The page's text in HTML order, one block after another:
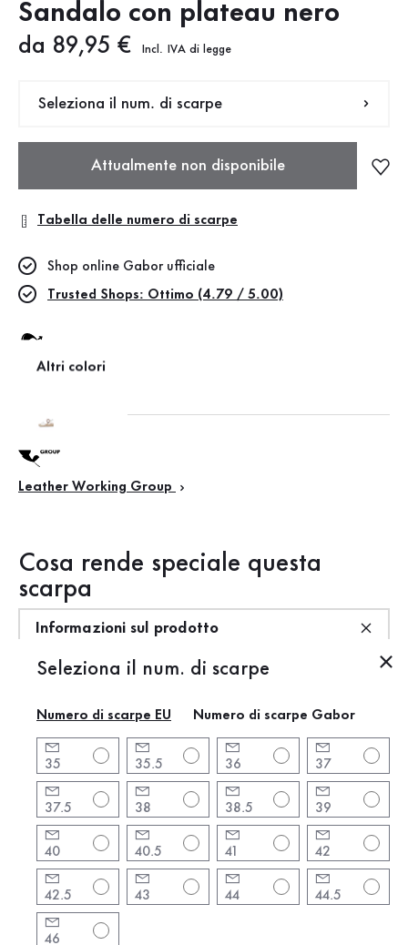
Sandalo con plateau nero
Nuovo prezzo
da 89,95 € Incl. IVA di legge
Seleziona il num. di scarpe
Attualmente non disponibile
Tabella delle numero di scarpe
Altri colori
Seleziona il num. di scarpe
Numero di scarpe EU Numero di scarpe Gabor
35 35.5 36 37
37.5 38 38.5 39
40 40.5 41 42
42.5 43 44 44.5
46
Shop online Gabor ufficiale
Trusted Shops: Ottimo (4.79 / 5.00)
Leather Working Group
Cosa rende speciale questa
scarpa
Informazioni sul prodotto
Forma del tacco:Zeppa
Altezza del tacco:4.5 cm
Colore: nero
Punta della scarpa: rotonda
Chiusura:Chiusura a strappo
Articolo:84.550.27
Articoli precedenti: